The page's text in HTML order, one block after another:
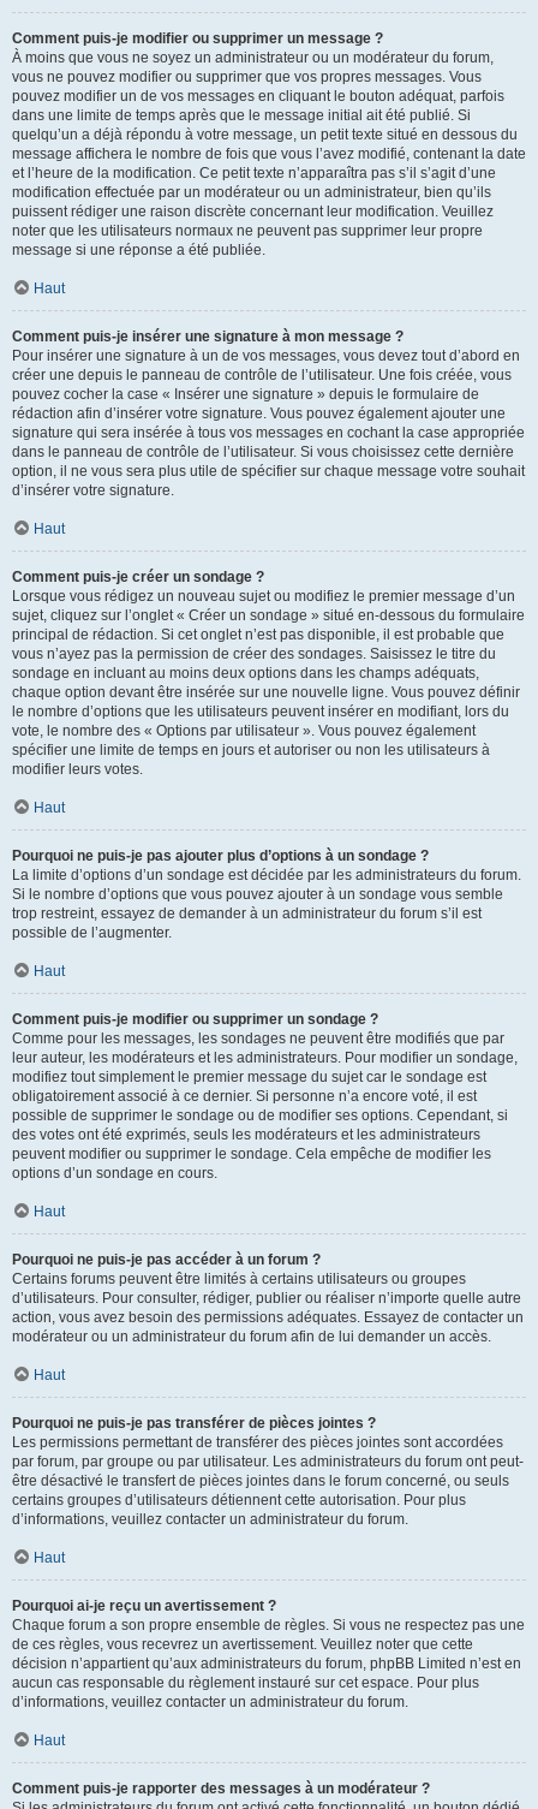
Comment puis-je modifier ou supprimer un message ?
À moins que vous ne soyez un administrateur ou un modérateur du forum,
vous ne pouvez modifier ou supprimer que vos propres messages. Vous
pouvez modifier un de vos messages en cliquant le bouton adéquat, parfois
dans une limite de temps après que le message initial ait été publié. Si
quelqu’un a déjà répondu à votre message, un petit texte situé en dessous du
message affichera le nombre de fois que vous l’avez modifié, contenant la date
et l’heure de la modification. Ce petit texte n’apparaîtra pas s’il s’agit d’une
modification effectuée par un modérateur ou un administrateur, bien qu’ils
puissent rédiger une raison discrète concernant leur modification. Veuillez
noter que les utilisateurs normaux ne peuvent pas supprimer leur propre
message si une réponse a été publiée.
Haut
Comment puis-je insérer une signature à mon message ?
Pour insérer une signature à un de vos messages, vous devez tout d’abord en
créer une depuis le panneau de contrôle de l’utilisateur. Une fois créée, vous
pouvez cocher la case « Insérer une signature » depuis le formulaire de
rédaction afin d’insérer votre signature. Vous pouvez également ajouter une
signature qui sera insérée à tous vos messages en cochant la case appropriée
dans le panneau de contrôle de l’utilisateur. Si vous choisissez cette dernière
option, il ne vous sera plus utile de spécifier sur chaque message votre souhait
d’insérer votre signature.
Haut
Comment puis-je créer un sondage ?
Lorsque vous rédigez un nouveau sujet ou modifiez le premier message d’un
sujet, cliquez sur l’onglet « Créer un sondage » situé en-dessous du formulaire
principal de rédaction. Si cet onglet n’est pas disponible, il est probable que
vous n’ayez pas la permission de créer des sondages. Saisissez le titre du
sondage en incluant au moins deux options dans les champs adéquats,
chaque option devant être insérée sur une nouvelle ligne. Vous pouvez définir
le nombre d’options que les utilisateurs peuvent insérer en modifiant, lors du
vote, le nombre des « Options par utilisateur ». Vous pouvez également
spécifier une limite de temps en jours et autoriser ou non les utilisateurs à
modifier leurs votes.
Haut
Pourquoi ne puis-je pas ajouter plus d’options à un sondage ?
La limite d’options d’un sondage est décidée par les administrateurs du forum.
Si le nombre d’options que vous pouvez ajouter à un sondage vous semble
trop restreint, essayez de demander à un administrateur du forum s’il est
possible de l’augmenter.
Haut
Comment puis-je modifier ou supprimer un sondage ?
Comme pour les messages, les sondages ne peuvent être modifiés que par
leur auteur, les modérateurs et les administrateurs. Pour modifier un sondage,
modifiez tout simplement le premier message du sujet car le sondage est
obligatoirement associé à ce dernier. Si personne n’a encore voté, il est
possible de supprimer le sondage ou de modifier ses options. Cependant, si
des votes ont été exprimés, seuls les modérateurs et les administrateurs
peuvent modifier ou supprimer le sondage. Cela empêche de modifier les
options d’un sondage en cours.
Haut
Pourquoi ne puis-je pas accéder à un forum ?
Certains forums peuvent être limités à certains utilisateurs ou groupes
d’utilisateurs. Pour consulter, rédiger, publier ou réaliser n’importe quelle autre
action, vous avez besoin des permissions adéquates. Essayez de contacter un
modérateur ou un administrateur du forum afin de lui demander un accès.
Haut
Pourquoi ne puis-je pas transférer de pièces jointes ?
Les permissions permettant de transférer des pièces jointes sont accordées
par forum, par groupe ou par utilisateur. Les administrateurs du forum ont peut-
être désactivé le transfert de pièces jointes dans le forum concerné, ou seuls
certains groupes d’utilisateurs détiennent cette autorisation. Pour plus
d’informations, veuillez contacter un administrateur du forum.
Haut
Pourquoi ai-je reçu un avertissement ?
Chaque forum a son propre ensemble de règles. Si vous ne respectez pas une
de ces règles, vous recevrez un avertissement. Veuillez noter que cette
décision n’appartient qu’aux administrateurs du forum, phpBB Limited n’est en
aucun cas responsable du règlement instauré sur cet espace. Pour plus
d’informations, veuillez contacter un administrateur du forum.
Haut
Comment puis-je rapporter des messages à un modérateur ?